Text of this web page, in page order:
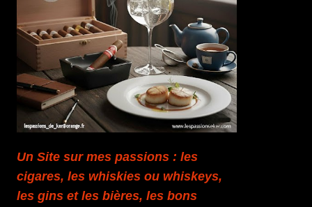
Un Site sur mes passions : les
cigares, les whiskies ou whiskeys,
les gins et les bières, les bons